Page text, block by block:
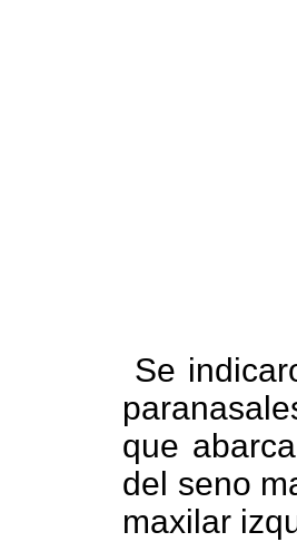
Se
que
del seno
maxilar